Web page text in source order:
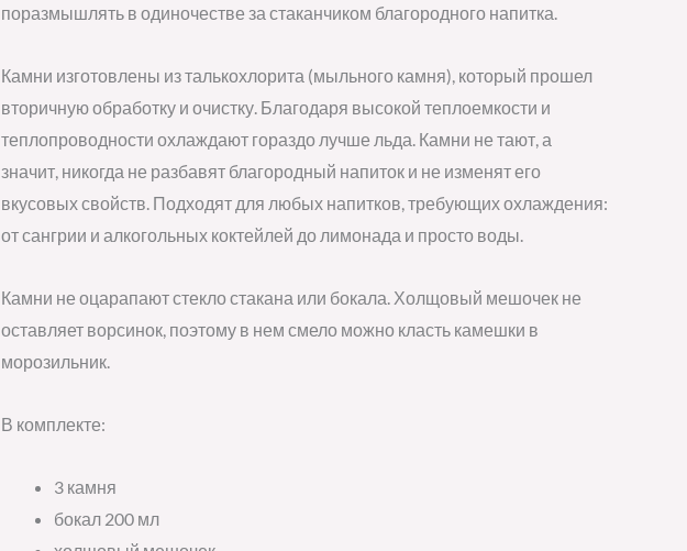
поразмышлять в одиночестве за стаканчиком благородного напитка.
Камни изготовлены из талькохлорита (мыльного камня), который прошел
вторичную обработку и очистку. Благодаря высокой теплоемкости и
теплопроводности охлаждают гораздо лучше льда. Камни не тают, а
значит, никогда не разбавят благородный напиток и не изменят его
вкусовых свойств. Подходят для любых напитков, требующих охлаждения:
от сангрии и алкогольных коктейлей до лимонада и просто воды.
Камни не оцарапают стекло стакана или бокала. Холщовый мешочек не
оставляет ворсинок, поэтому в нем смело можно класть камешки в
морозильник.
В комплекте:
3 камня
бокал 200 мл